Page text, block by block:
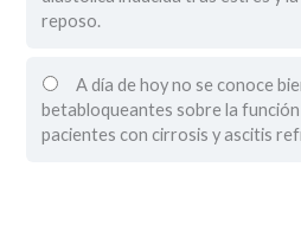
reposo.
A día de hoy no se conoce
betabloqueantes sobre la
pacientes con cirrosis y ascitis